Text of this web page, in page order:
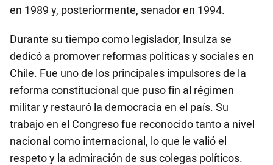
en 1989 y, posteriormente, senador en 1994.
Durante su tiempo como legislador, Insulza se
dedicó a promover reformas políticas y sociales en
Chile. Fue uno de los principales impulsores de la
reforma constitucional que puso fin al régimen
militar y restauró la democracia en el país. Su
trabajo en el Congreso fue reconocido tanto a nivel
nacional como internacional, lo que le valió el
respeto y la admiración de sus colegas políticos.